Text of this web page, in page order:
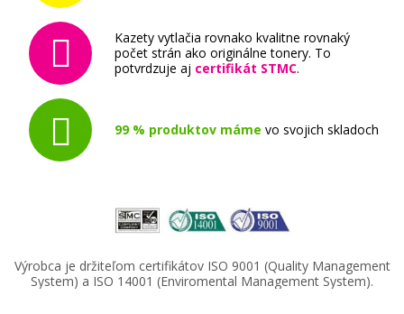
Originálna náplň EPSON T1597 (Červená)
Kazety vytlačia rovnako kvalitne rovnaký
počet strán ako originálne tonery. To
potvrdzuje aj certifikát STMC.
99 % produktov máme vo svojich skladoch
Výrobca je držiteľom certifikátov ISO 9001 (Quality Management
System) a ISO 14001 (Enviromental Management System).